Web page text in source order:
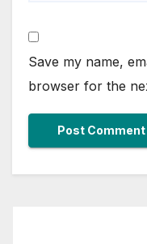
Save my name,
browser for the